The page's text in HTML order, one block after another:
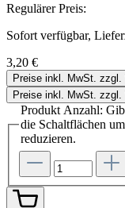
Regulärer Preis:
Sofort verfügbar,
3,20 €
Preise inkl. MwSt. zzgl.
Preise inkl. MwSt. zzgl.
Produkt Anzahl:
die Schaltflächen
reduzieren.